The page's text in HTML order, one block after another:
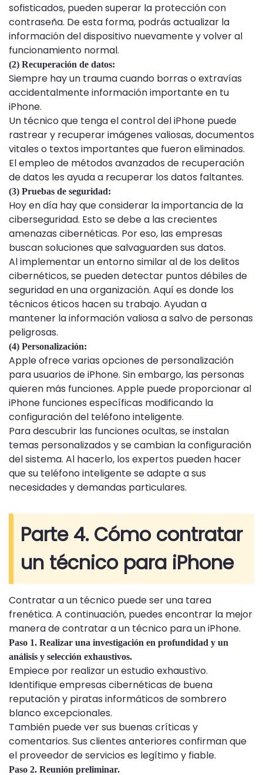
sofisticados, pueden superar la protección con
contraseña. De esta forma, podrás actualizar la
información del dispositivo nuevamente y volver al
funcionamiento normal.
(2) Recuperación de datos:
Siempre hay un trauma cuando borras o extravías
accidentalmente información importante en tu
iPhone.
Un técnico que tenga el control del iPhone puede
rastrear y recuperar imágenes valiosas, documentos
vitales o textos importantes que fueron eliminados.
El empleo de métodos avanzados de recuperación
de datos les ayuda a recuperar los datos faltantes.
(3) Pruebas de seguridad:
Hoy en día hay que considerar la importancia de la
ciberseguridad. Esto se debe a las crecientes
amenazas cibernéticas. Por eso, las empresas
buscan soluciones que salvaguarden sus datos.
Al implementar un entorno similar al de los delitos
cibernéticos, se pueden detectar puntos débiles de
seguridad en una organización. Aquí es donde los
técnicos éticos hacen su trabajo. Ayudan a
mantener la información valiosa a salvo de personas
peligrosas.
(4) Personalización:
Apple ofrece varias opciones de personalización
para usuarios de iPhone. Sin embargo, las personas
quieren más funciones. Apple puede proporcionar al
iPhone funciones específicas modificando la
configuración del teléfono inteligente.
Para descubrir las funciones ocultas, se instalan
temas personalizados y se cambian la configuración
del sistema. Al hacerlo, los expertos pueden hacer
que su teléfono inteligente se adapte a sus
necesidades y demandas particulares.
Parte 4. Cómo contratar
un técnico para iPhone
Contratar a un técnico puede ser una tarea
frenética. A continuación, puedes encontrar la mejor
manera de contratar a un técnico para un iPhone.
Paso 1. Realizar una investigación en profundidad y un
análisis y selección exhaustivos.
Empiece por realizar un estudio exhaustivo.
Identifique empresas cibernéticas de buena
reputación y piratas informáticos de sombrero
blanco excepcionales.
También puede ver sus buenas críticas y
comentarios. Sus clientes anteriores confirman que
el proveedor de servicios es legítimo y fiable.
Paso 2. Reunión preliminar.